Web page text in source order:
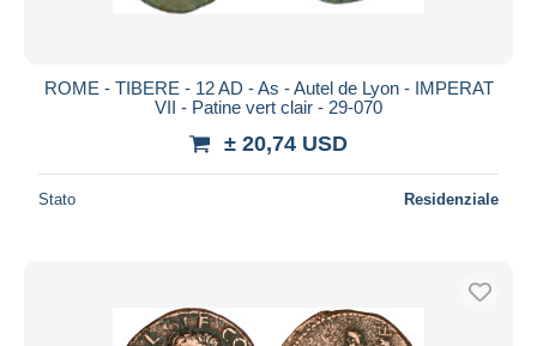
ROME - TIBERE - 12 AD - As - Autel de Lyon - IMPERAT
VII - Patine vert clair - 29-070
± 20,74 USD
Stato Residenziale